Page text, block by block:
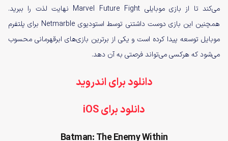
می‌کند تا از بازی موبایلی Marvel Future Fight نهایت لذت را ببرید.
همچنین این بازی دوست داشتنی توسط استودیوی Netmarble برای پلتفرم
موبایل توسعه پیدا کرده است و یکی از برترین بازی‌های ابرقهرمانی محسوب
می‌شود که هرکسی می‌تواند فرصتی به آن دهد.
دانلود برای اندروید
دانلود برای iOS
Batman: The Enemy Within